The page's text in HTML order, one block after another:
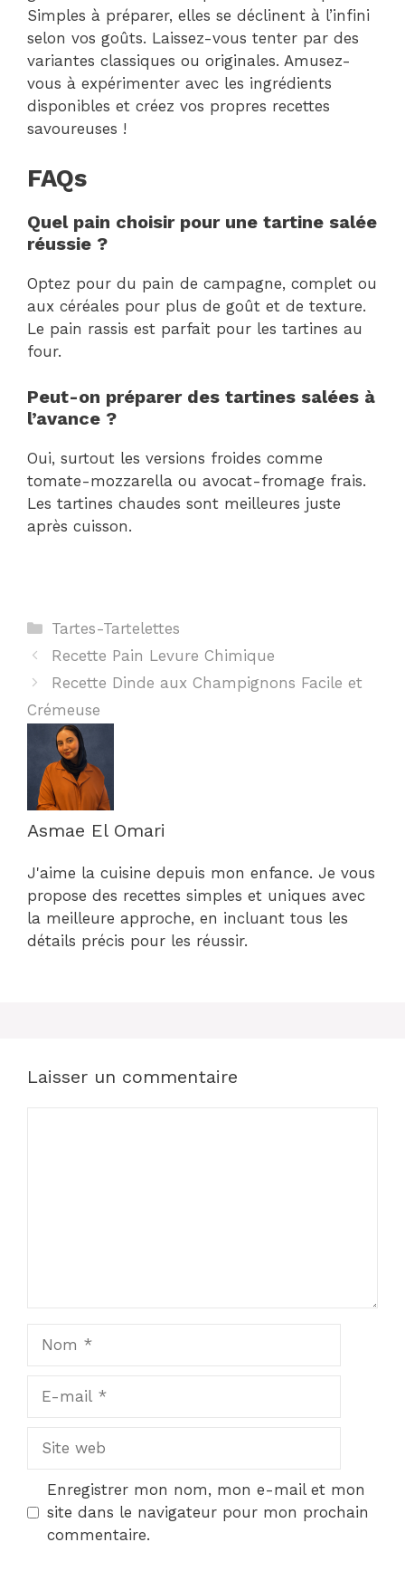
Simples à préparer, elles se déclinent à l’infini
selon vos goûts. Laissez-vous tenter par des
variantes classiques ou originales. Amusez-
vous à expérimenter avec les ingrédients
disponibles et créez vos propres recettes
savoureuses !
FAQs
Quel pain choisir pour une tartine salée
réussie ?
Optez pour du pain de campagne, complet ou
aux céréales pour plus de goût et de texture.
Le pain rassis est parfait pour les tartines au
four.
Peut-on préparer des tartines salées à
l’avance ?
Oui, surtout les versions froides comme
tomate-mozzarella ou avocat-fromage frais.
Les tartines chaudes sont meilleures juste
après cuisson.
Catégories
Tartes-Tartelettes
Recette Pain Levure Chimique
Recette Dinde aux Champignons Facile et
Crémeuse
Asmae El Omari
J'aime la cuisine depuis mon enfance. Je vous
propose des recettes simples et uniques avec
la meilleure approche, en incluant tous les
détails précis pour les réussir.
Laisser un commentaire
Site
Enregistrer mon nom, mon e-mail et mon
site dans le navigateur pour mon prochain
commentaire.